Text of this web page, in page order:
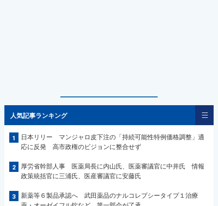
人気記事ランキング
1
日本リリー マンジャロ皮下注の「持続可能性特例価格調整」適
応に反発 高市政権のビジョンに整合せず
2
厚労省幹部人事 医薬局長に内山氏、医薬審議官に中井氏 情報
政策統括官に三浦氏、医産審議官に安藤氏
3
新薬等６製品承認へ 武田薬品のナルコレプシータイプ１治療